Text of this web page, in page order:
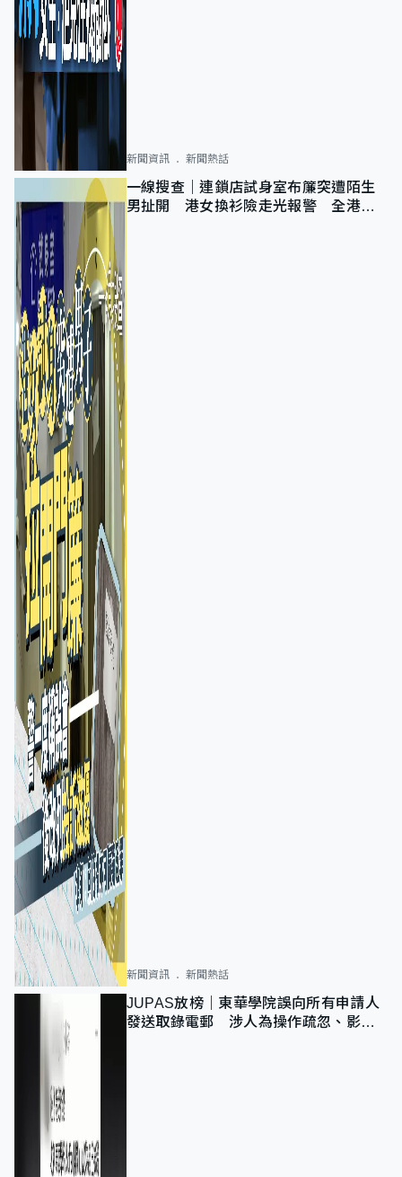
新聞資訊 新聞熱話
一線搜查｜連鎖店試身室布簾突遭陌生
男扯開 港女換衫險走光報警 全港分
新聞資訊 新聞熱話
JUPAS放榜｜東華學院誤向所有申請人
發送取錄電郵 涉人為操作疏忽、影響